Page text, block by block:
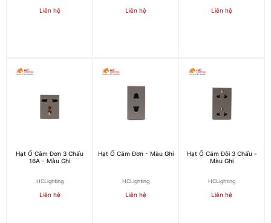
Liên hệ Liên hệ Liên hệ
Hạt Ổ Cắm Đơn 3 Chấu
16A - Màu Ghi
HCLighting
Liên hệ
Hạt Ổ Cắm Đơn - Màu Ghi
HCLighting
Liên hệ
Hạt Ổ Cắm Đôi 3 Chấu -
Màu Ghi
HCLighting
Liên hệ